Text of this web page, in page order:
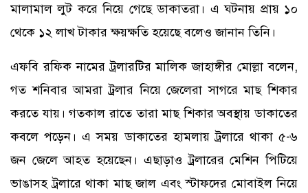
মালামাল লুট করে নিয়ে গেছে ডাকাতরা। এ ঘটনায় প্রায় ১০
থেকে ১২ লাখ টাকার ক্ষয়ক্ষতি হয়েছে বলেও জানান তিনি।
এফবি রফিক নামের ট্রলারটির মালিক জাহাঙ্গীর মোল্লা বলেন,
গত শনিবার আমরা ট্রলার নিয়ে জেলেরা সাগরে মাছ শিকার
করতে যায়। গতকাল রাতে তারা মাছ শিকার অবস্থায় ডাকাতের
কবলে পড়েন। এ সময় ডাকাতের হামলায় ট্রলারে থাকা ৫-৬
জন জেলে আহত হয়েছেন। এছাড়াও ট্রলারের মেশিন পিটিয়ে
ভাঙাসহ ট্রলারে থাকা মাছ জাল এবং স্টাফদের মোবাইল নিয়ে